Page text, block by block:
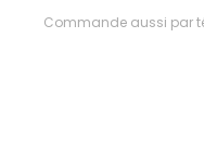
Commande aussi par